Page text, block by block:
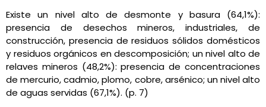
Existe un nivel alto de desmonte y basura (64,1%):
presencia de desechos mineros, industriales, de
construcción, presencia de residuos sólidos domésticos
y residuos orgánicos en descomposición; un nivel alto de
relaves mineros (48,2%): presencia de concentraciones
de mercurio, cadmio, plomo, cobre, arsénico; un nivel alto
de aguas servidas (67,1%). (p. 7)